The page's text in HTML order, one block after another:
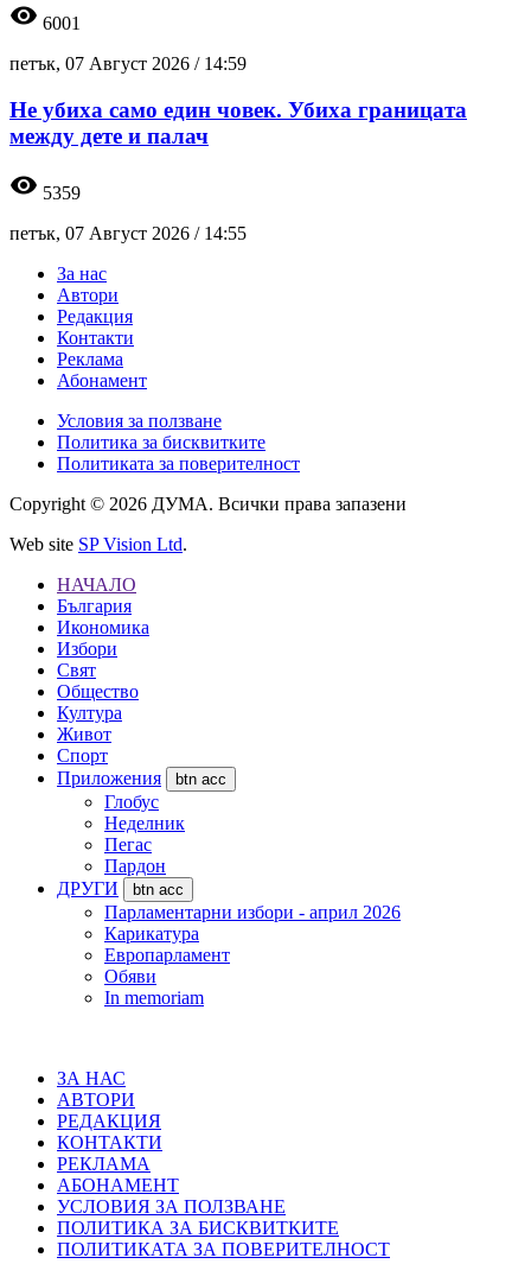
visibility 6001
петък, 07 Август 2026 / 14:59
Не убиха само един човек. Убиха границата
между дете и палач
visibility 5359
петък, 07 Август 2026 / 14:55
За нас
Автори
Редакция
Контакти
Реклама
Абонамент
Условия за ползване
Политика за бисквитките
Политиката за поверителност
Copyright © 2026 ДУМА. Всички права запазени
Web site SP Vision Ltd.
НАЧАЛО
България
Икономика
Избори
Свят
Общество
Култура
Живот
Спорт
Приложения
btn acc
Глобус
Неделник
Пегас
Пардон
ДРУГИ
btn acc
Парламентарни избори - април 2026
Карикатура
Европарламент
Обяви
In memoriam
ЗА НАС
АВТОРИ
РЕДАКЦИЯ
КОНТАКТИ
РЕКЛАМА
АБОНАМЕНТ
УСЛОВИЯ ЗА ПОЛЗВАНЕ
ПОЛИТИКА ЗА БИСКВИТКИТЕ
ПОЛИТИКАТА ЗА ПОВЕРИТЕЛНОСТ